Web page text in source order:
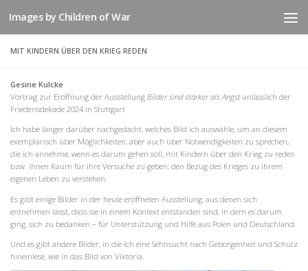
Zum Inhalt springen
Images by Children of War
MIT KINDERN ÜBER DEN KRIEG REDEN
Gesine Kulcke
Vortrag zur Eröffnung der Ausstellung Bilder sind stärker als Angst anlässlich der
Friedensdekade 2024 in Stuttgart
Ich habe länger darüber nachgedacht, welches Bild ich auswähle, um an diesem
exemplarisch über Möglichkeiten, aber auch über Notwendigkeiten zu sprechen,
die ich annehme, wenn es darum gehen soll, mit Kindern über den Krieg zu reden
bzw. ihnen Raum für ihre Versuche zu geben, den Bezug des Krieges zu ihrem
eigenen Leben zu verstehen.
Es gibt einige Bilder in der heute eröffneten Ausstellung, aus denen sich
entnehmen lässt, dass sie in einem Kontext entstanden sind, in dem es darum
ging, sich zu bedanken – für Unterstützung und Hilfe aus Polen und Deutschland.
Und es gibt andere Bilder, in die ich eine Sehnsucht nach Geborgenheit und Schutz
hineinlese, wie in das Bild von Viktoria.